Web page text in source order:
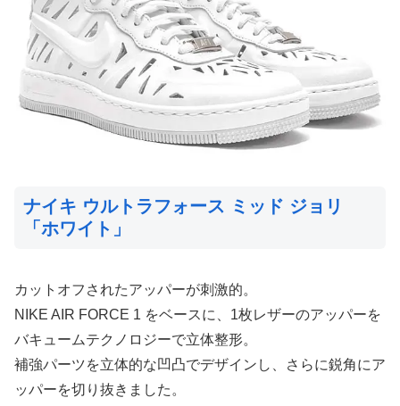
ナイキ ウルトラフォース ミッド ジョリ
「ホワイト」
カットオフされたアッパーが刺激的。
NIKE AIR FORCE 1 をベースに、1枚レザーのアッパーを
バキュームテクノロジーで立体整形。
補強パーツを立体的な凹凸でデザインし、さらに鋭角にア
ッパーを切り抜きました。